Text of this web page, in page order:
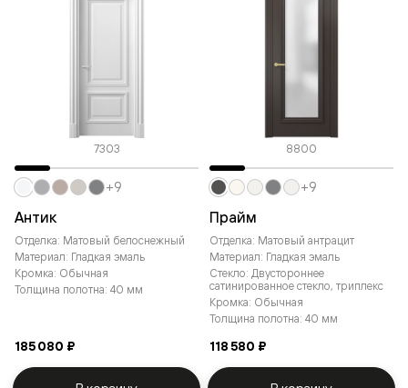
7303
Антик
Отделка: Матовый белоснежный
Материал: Гладкая эмаль
Кромка: Обычная
Толщина полотна: 40 мм
185 080 ₽
+9
8800
Прайм
Отделка: Матовый антрацит
Материал: Гладкая эмаль
Стекло: Двустороннее
сатинированное стекло, триплекс
Кромка: Обычная
Толщина полотна: 40 мм
118 580 ₽
+9